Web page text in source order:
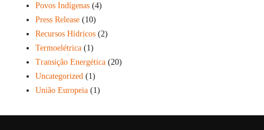
Povos Indígenas (4)
Press Release (10)
Recursos Hídricos (2)
Termoelétrica (1)
Transição Energética (20)
Uncategorized (1)
União Europeia (1)